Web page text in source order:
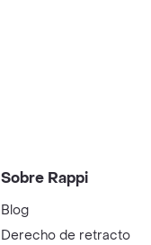
Sobre Rappi
Blog
Derecho de retracto